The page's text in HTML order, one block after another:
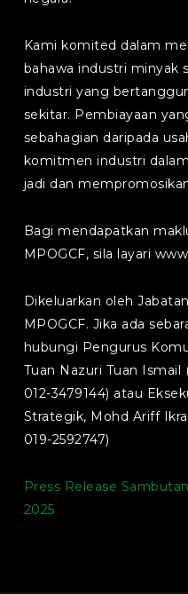
Kami komited dalam
bahawa industri minyak
industri yang
sekitar. Pembiayaan
sebahagian daripada
komitmen industri
jadi dan
Bagi mendapatkan
MPOGCF, sila layari
Dikeluarkan oleh
MPOGCF. Jika ada
hubungi Pengurus
Tuan Nazuri Tuan Ismail
012-3479144) atau
Strategik, Mohd Ariff
019-2592747)
Press Release
2025